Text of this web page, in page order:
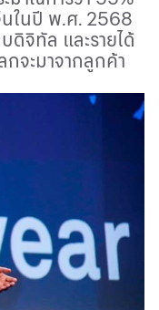
ในปี พ.ศ. 2568
ดิจิทัล และรายได้
กจะมาจากลูกค้า